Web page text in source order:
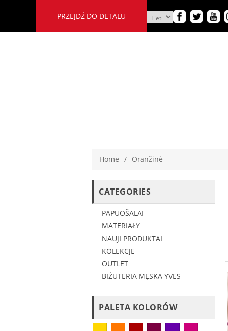
PRZEJDŹ DO DETALU
Home / Oranžinė
CATEGORIES
PAPUOŠALAI
MATERIAŁY
NAUJI PRODUKTAI
KOLEKCJE
OUTLET
BIŻUTERIA MĘSKA YVES
PALETA KOLORÓW